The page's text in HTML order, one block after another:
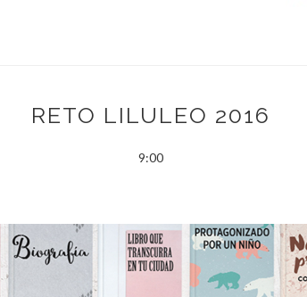
RETO LILULEO 2016
9:00